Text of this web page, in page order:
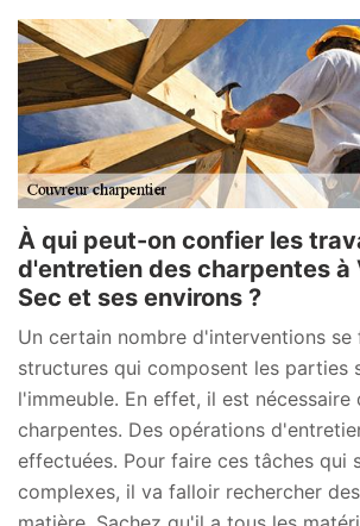
À qui peut-on confier les
d'entretien des charpentes à
Sec et ses environs ?
Un certain nombre d'interventions
structures qui composent les parties
l'immeuble. En effet, il est
charpentes. Des opérations
effectuées. Pour faire ces tâches qui
complexes, il va falloir rechercher